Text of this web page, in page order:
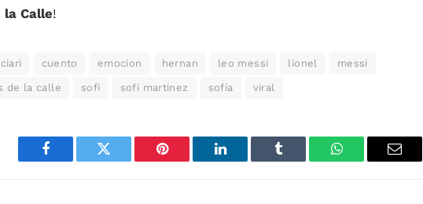
la Calle!
cuento emocion hernan leo messi lionel messi
de la calle sofi sofi martinez sofia viral
Facebook Twitter Pinterest LinkedIn Tumblr WhatsAppEmail